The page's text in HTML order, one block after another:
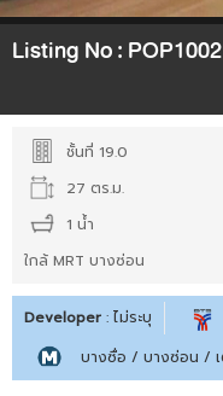
Listing No : POP1002
ชั้นที่ 19.0
27 ตร.ม.
1 น้ำ
ใกล้ MRT บางซ่อน
Developer : ไม่ระบุ
บางซื่อ / บางซ่อน /